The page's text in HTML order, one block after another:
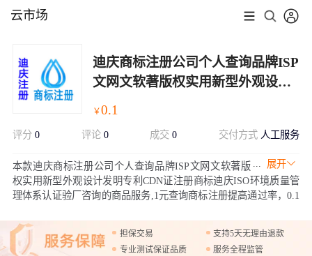
云市场
迪庆商标注册公司个人查询品牌ISP
文网文软著版权实用新型外观设计
￥0.1
评分 0 评论 0 成交0 交付方式 人工服务
展开
本款迪庆商标注册公司个人查询品牌ISP文网文软著版
权实用新型外观设计发明专利CDN证注册商标迪庆ISO环境质量管
理体系认证验厂咨询的商品服务,1元查询商标注册提高通过率，0.1
品，赠品600元含域名含5G服务器空间网站建设，注册商标还有赠
品多商户入驻分销商城小程序等更多赠品，欢迎咨询客服购买！
担保交易
支持5天无理由退款
专业测试保证品质
服务全程监管